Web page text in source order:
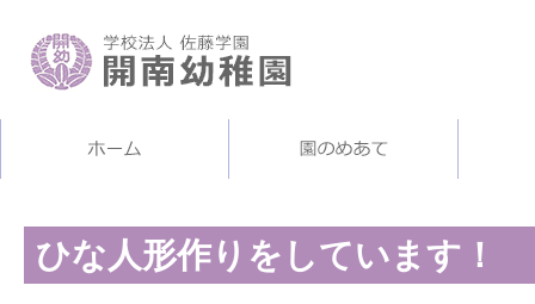
ひな人形作りをしています！